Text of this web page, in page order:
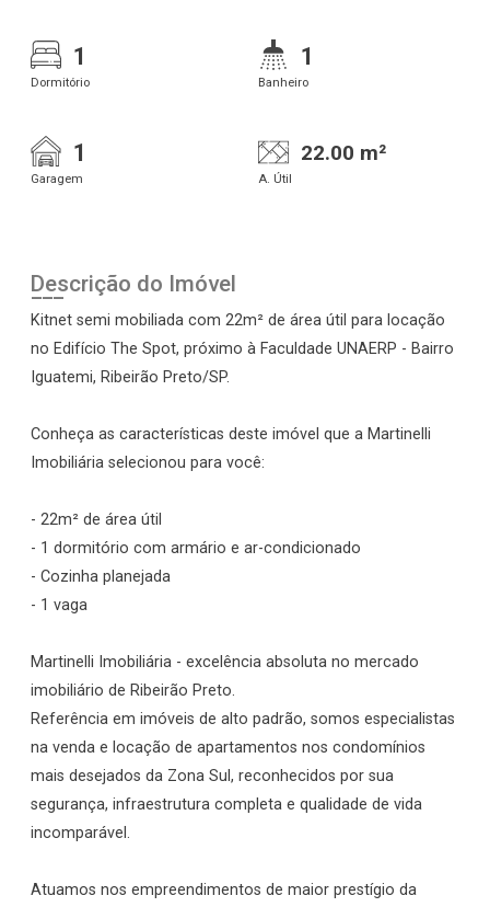
1
Dormitório
1
Banheiro
1
Garagem
22.00 m²
A. Útil
Descrição do Imóvel
Kitnet semi mobiliada com 22m² de área útil para locação
no Edifício The Spot, próximo à Faculdade UNAERP - Bairro
Iguatemi, Ribeirão Preto/SP.
Conheça as características deste imóvel que a Martinelli
Imobiliária selecionou para você:
- 22m² de área útil
- 1 dormitório com armário e ar-condicionado
- Cozinha planejada
- 1 vaga
Martinelli Imobiliária - excelência absoluta no mercado
imobiliário de Ribeirão Preto.
Referência em imóveis de alto padrão, somos especialistas
na venda e locação de apartamentos nos condomínios
mais desejados da Zona Sul, reconhecidos por sua
segurança, infraestrutura completa e qualidade de vida
incomparável.
Atuamos nos empreendimentos de maior prestígio da